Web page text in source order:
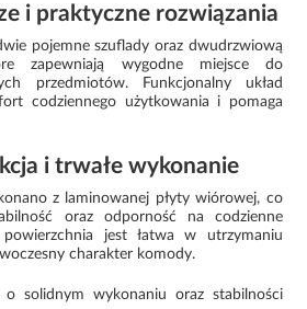
i praktyczne rozwiązania
pojemne szuflady oraz dwudrzwiową
zapewniają wygodne miejsce do
przedmiotów. Funkcjonalny układ
codziennego użytkowania i pomaga
i trwałe wykonanie
z laminowanej płyty wiórowej, co
oraz odporność na codzienne
jest łatwa w utrzymaniu
charakter komody.
solidnym wykonaniu oraz stabilności